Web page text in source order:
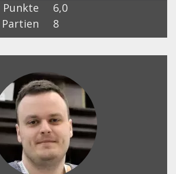
Punkte
6,0
Partien
8